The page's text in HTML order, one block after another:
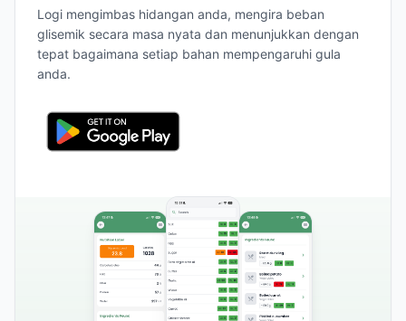
Logi mengimbas hidangan anda, mengira beban
glisemik secara masa nyata dan menunjukkan dengan
tepat bagaimana setiap bahan mempengaruhi gula
anda.